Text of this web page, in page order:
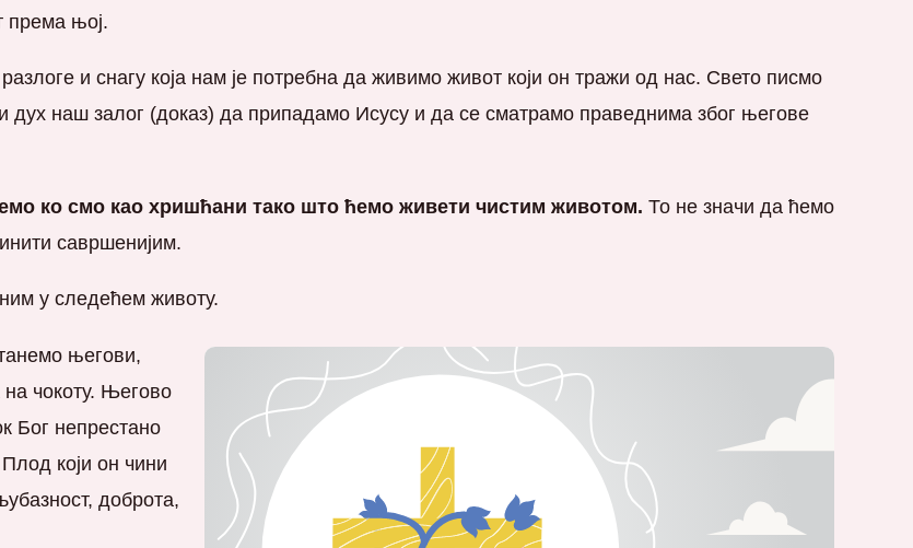
према њој.
и снагу која нам је потребна да живимо живот који он тражи од нас. Свето писмо
дух наш залог (доказ) да припадамо Исусу и да се сматрамо праведнима због његове
ко смо као хришћани тако што ћемо живети чистим животом. То не значи да ћемо
савршенијим.
у следећем животу.
његови,
чокоту. Његово
Бог непрестано
који он чини
доброта,